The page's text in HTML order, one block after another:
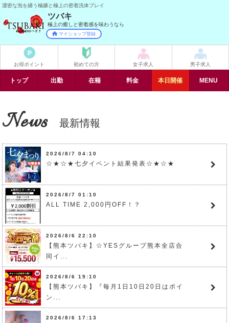
濃密な泡を纏う極嬢と極上の密着洗体プレイ
ツバキ
マイショップ登録
極上の癒しと密着感を味わうなら
お得ポイント 初めての方 女子求人 男子求人
トップ 出勤 在籍 料金 イベント
本日開催 MENU
News 最新情報
2026/8/7 04:10
☆★☆★七夕イベント結果発表☆★☆★
2026/8/7 01:10
ALL TIME 2,000円OFF！？
2026/8/6 22:10
【熊本ツバキ】☆YESグループ熊本全店合
同イ...
2026/8/6 19:10
【熊本ツバキ】『毎月1日10日20日はポイ
ン...
2026/8/6 17:13